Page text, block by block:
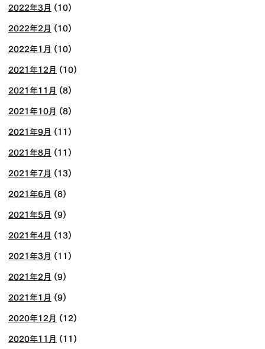
2022年3月 (10)
2022年2月 (10)
2022年1月 (10)
2021年12月 (10)
2021年11月 (8)
2021年10月 (8)
2021年9月 (11)
2021年8月 (11)
2021年7月 (13)
2021年6月 (8)
2021年5月 (9)
2021年4月 (13)
2021年3月 (11)
2021年2月 (9)
2021年1月 (9)
2020年12月 (12)
2020年11月 (11)